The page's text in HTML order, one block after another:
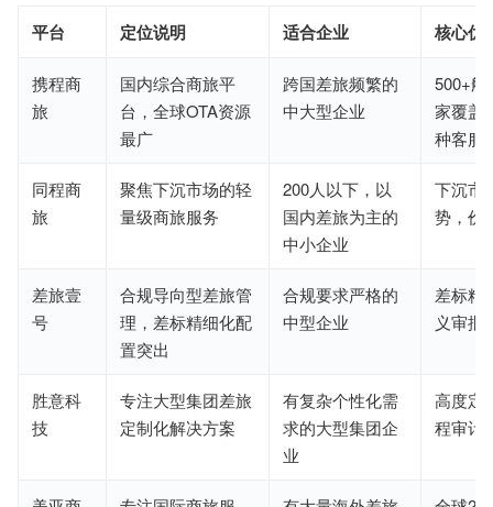
平台 定位说明 适合企业 核心优
携程商
旅
国内综合商旅平
台，全球OTA资源
最广
跨国差旅频繁的
中大型企业
500+航
家覆盖
种客服
同程商
旅
聚焦下沉市场的轻
量级商旅服务
200人以下，以
国内差旅为主的
中小企业
下沉市
势，价
差旅壹
号
合规导向型差旅管
理，差标精细化配
置突出
合规要求严格的
中型企业
差标精
义审批
胜意科
技
专注大型集团差旅
定制化解决方案
有复杂个性化需
求的大型集团企
业
高度定
程审计